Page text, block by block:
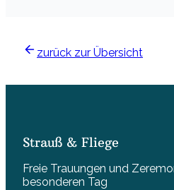
zurück zur Übersicht
Strauß & Fliege
Freie Trauungen und
besonderen Tag